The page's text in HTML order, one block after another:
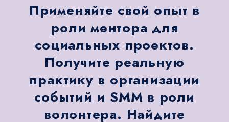
Применяйте свой опыт в
роли ментора для
социальных проектов.
Получите реальную
практику в организации
событий и SMM в роли
волонтера. Найдите